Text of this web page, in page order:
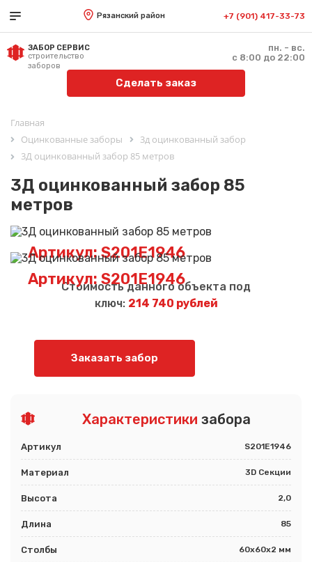
Рязанский район +7 (901) 417-33-73
ЗАБОР СЕРВИС
строительство
заборов
пн. - вс.
с 8:00 до 22:00
Сделать заказ
Главная
Оцинкованные заборы
3д оцинкованный забор
3Д оцинкованный забор 85 метров
3Д оцинкованный забор 85
метров
Артикул: S201E1946
Артикул: S201E1946
Стоимость данного объекта под
ключ: 214 740 рублей
Заказать забор
Характеристики забора
Артикул S201E1946
Материал 3D Секции
Высота 2,0
Длина 85
Столбы 60х60х2 мм